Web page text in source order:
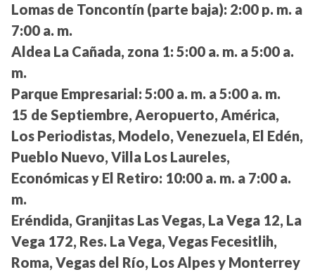
Lomas de Toncontín (parte baja): 2:00 p. m. a
7:00 a. m.
Aldea La Cañada, zona 1: 5:00 a. m. a 5:00 a.
m.
Parque Empresarial: 5:00 a. m. a 5:00 a. m.
15 de Septiembre, Aeropuerto, América,
Los Periodistas, Modelo, Venezuela, El Edén,
Pueblo Nuevo, Villa Los Laureles,
Económicas y El Retiro: 10:00 a. m. a 7:00 a.
m.
Eréndida, Granjitas Las Vegas, La Vega 12, La
Vega 172, Res. La Vega, Vegas Fecesitlih,
Roma, Vegas del Río, Los Alpes y Monterrey